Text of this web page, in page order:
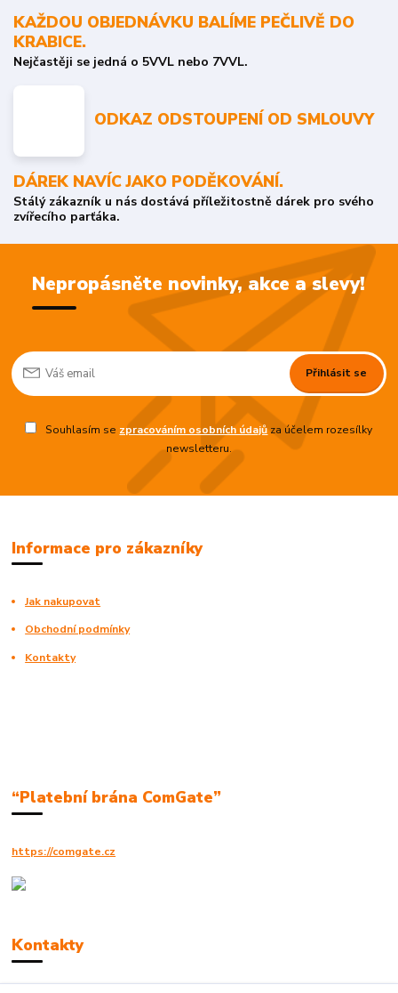
KAŽDOU OBJEDNÁVKU BALÍME PEČLIVĚ DO
KRABICE.
Nejčastěji se jedná o 5VVL nebo 7VVL.
ODKAZ ODSTOUPENÍ OD SMLOUVY
DÁREK NAVÍC JAKO PODĚKOVÁNÍ.
Stálý zákazník u nás dostává příležitostně dárek pro svého
zvířecího parťáka.
Nepropásněte novinky, akce a slevy!
Přihlásit se
Souhlasím se zpracováním osobních údajůza účelem rozesílky
newsletteru.
Informace pro zákazníky
Jak nakupovat
Obchodní podmínky
Kontakty
“Platební brána ComGate”
https://comgate.cz
Kontakty